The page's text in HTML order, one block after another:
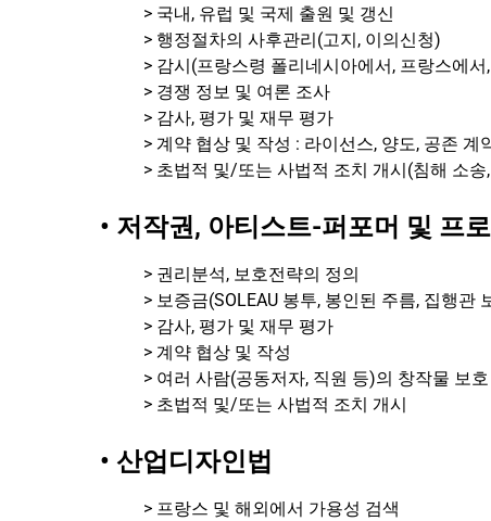
> 국내, 유럽 및 국제 출원 및 갱신
> 행정절차의 사후관리(고지, 이의신청)
> 감시(프랑스령 폴리네시아에서, 프랑스에
> 경쟁 정보 및 여론 조사
> 감사, 평가 및 재무 평가
> 계약 협상 및 작성 : 라이선스, 양도, 공존
> 초법적 및/또는 사법적 조치 개시(침해 소
• 저작권, 아티스트-퍼포머 및 프
> 권리분석, 보호전략의 정의
> 보증금(SOLEAU 봉투, 봉인된 주름, 집행관
> 감사, 평가 및 재무 평가
> 계약 협상 및 작성
> 여러 사람(공동저자, 직원 등)의 창작물 보
> 초법적 및/또는 사법적 조치 개시
• 산업디자인법
> 프랑스 및 해외에서 가용성 검색